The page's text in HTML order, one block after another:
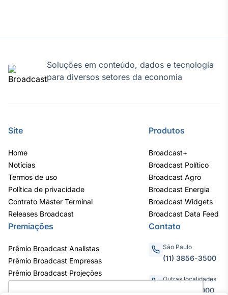
Tokenização
Soluções em conteúdo, dados e tecnologia
para diversos setores da economia
Site
Home
Notícias
Termos de uso
Política de privacidade
Contrato Máster Terminal
Releases Broadcast
Produtos
Broadcast+
Broadcast Político
Broadcast Agro
Broadcast Energia
Broadcast Widgets
Broadcast Data Feed
Premiações
Prêmio Broadcast Analistas
Prêmio Broadcast Empresas
Prêmio Broadcast Projeções
Contato
São Paulo
(11) 3856-3500
Outras localidades
0800.011.3000